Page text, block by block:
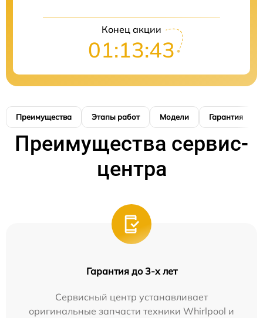
Конец акции
01:13:42
Преимущества Этапы работ Модели Гарантия
Преимущества сервис-
центра
Гарантия до 3-х лет
Сервисный центр устанавливает
оригинальные запчасти техники Whirlpool и